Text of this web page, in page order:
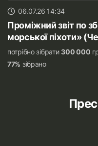
06.07.26 14:34
Проміжний звіт по
морської піхоти»
потрібно зібрати300 000
77% зібрано